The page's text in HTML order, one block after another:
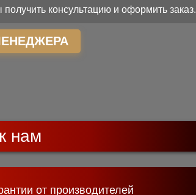
консультацию и оформить заказ.
нам
от производителей